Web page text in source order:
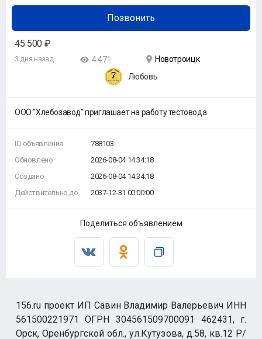
Позвонить
45 500 ₽
3 дня назад 4 471
Новотроицк
Любовь
ООО "Хлебозавод" приглашает на работу тестовода
ID объявления
Обновлено
Создано
Действительно до
788103
2026-08-04 14:34:18
2026-08-04 14:34:18
2037-12-31 00:00:00
Поделиться объявлением
156.ru проект ИП Савин Владимир Валерьевич ИНН
561500221971 ОГРН 304561509700091 462431, г.
Орск, Оренбургской обл., ул.Кутузова, д.58, кв.12 Р/